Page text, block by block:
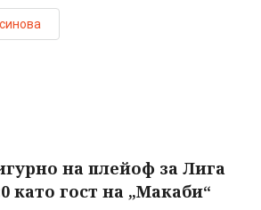
на плейоф за Лига
като гост на „Макаби“